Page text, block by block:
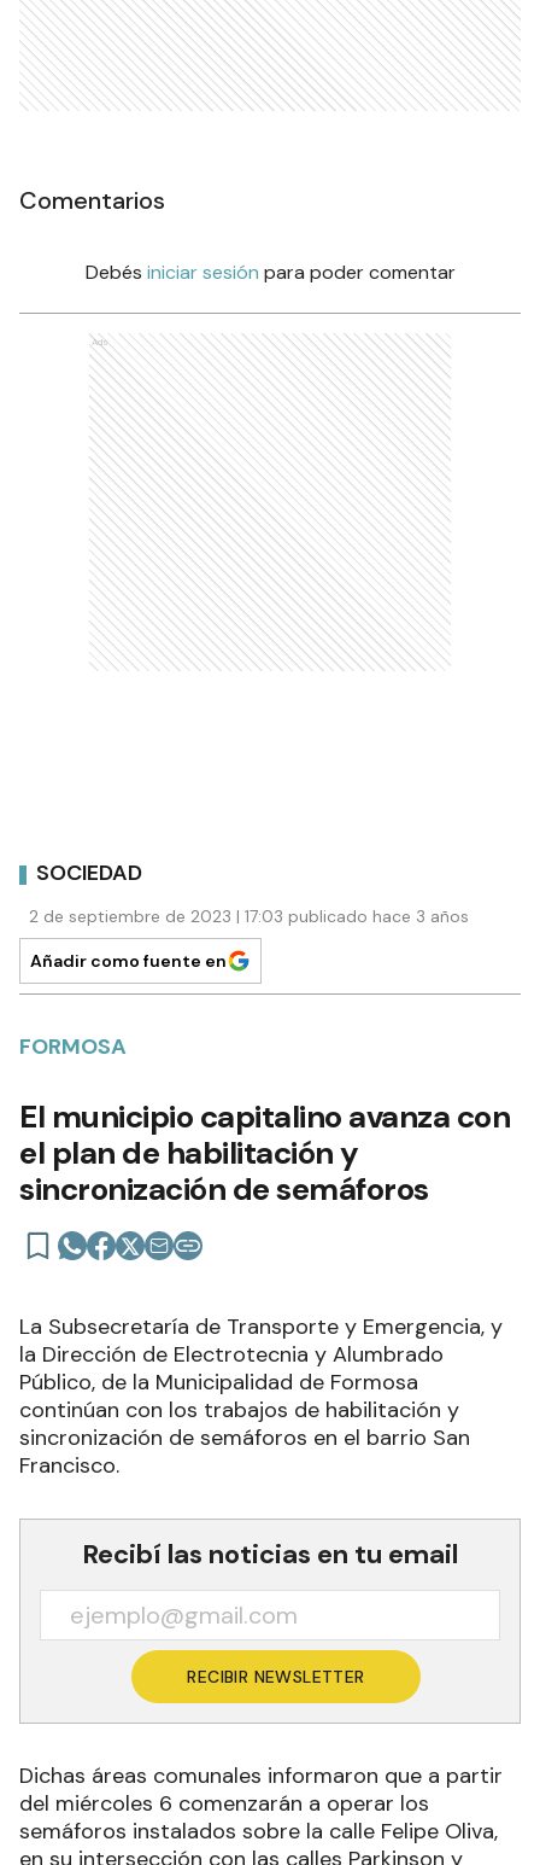
Comentarios
Debés iniciar sesión para poder comentar
Ads
SOCIEDAD
2 de septiembre de 2023 | 17:03 publicado hace 3 años
Añadir como fuente en
FORMOSA
El municipio capitalino avanza con
el plan de habilitación y
sincronización de semáforos
La Subsecretaría de Transporte y Emergencia, y
la Dirección de Electrotecnia y Alumbrado
Público, de la Municipalidad de Formosa
continúan con los trabajos de habilitación y
sincronización de semáforos en el barrio San
Francisco.
Recibí las noticias en tu email
RECIBIR NEWSLETTER
Dichas áreas comunales informaron que a partir
del miércoles 6 comenzarán a operar los
semáforos instalados sobre la calle Felipe Oliva,
en su intersección con las calles Parkinson y